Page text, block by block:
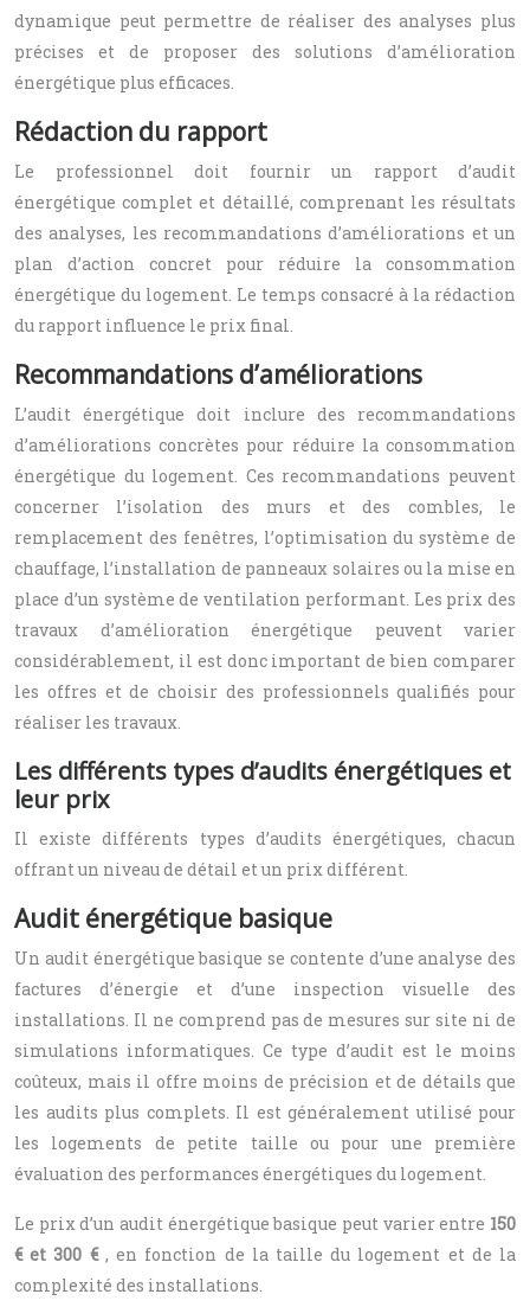
dynamique peut permettre de réaliser des analyses plus
précises et de proposer des solutions d’amélioration
énergétique plus efficaces.
Rédaction du rapport
Le professionnel doit fournir un rapport d’audit
énergétique complet et détaillé, comprenant les résultats
des analyses, les recommandations d’améliorations et un
plan d’action concret pour réduire la consommation
énergétique du logement. Le temps consacré à la rédaction
du rapport influence le prix final.
Recommandations d’améliorations
L’audit énergétique doit inclure des recommandations
d’améliorations concrètes pour réduire la consommation
énergétique du logement. Ces recommandations peuvent
concerner l’isolation des murs et des combles, le
remplacement des fenêtres, l’optimisation du système de
chauffage, l’installation de panneaux solaires ou la mise en
place d’un système de ventilation performant. Les prix des
travaux d’amélioration énergétique peuvent varier
considérablement, il est donc important de bien comparer
les offres et de choisir des professionnels qualifiés pour
réaliser les travaux.
Les différents types d’audits énergétiques et
leur prix
Il existe différents types d’audits énergétiques, chacun
offrant un niveau de détail et un prix différent.
Audit énergétique basique
Un audit énergétique basique se contente d’une analyse des
factures d’énergie et d’une inspection visuelle des
installations. Il ne comprend pas de mesures sur site ni de
simulations informatiques. Ce type d’audit est le moins
coûteux, mais il offre moins de précision et de détails que
les audits plus complets. Il est généralement utilisé pour
les logements de petite taille ou pour une première
évaluation des performances énergétiques du logement.
Le prix d’un audit énergétique basique peut varier entre 150
€ et 300 € , en fonction de la taille du logement et de la
complexité des installations.